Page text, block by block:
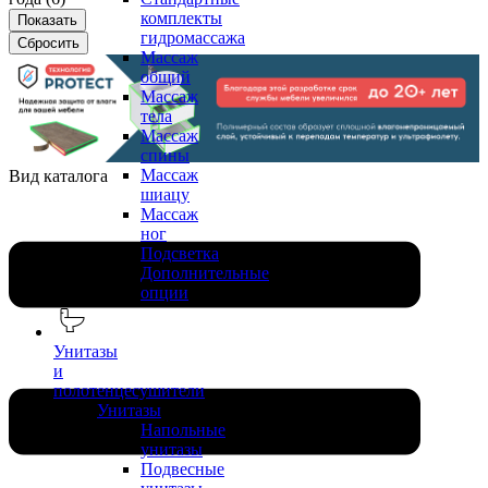
комплекты
гидромассажа
Массаж
общий
Массаж
тела
Массаж
спины
Массаж
шиацу
Массаж
ног
Подсветка
Дополнительные
опции
Унитазы
и
полотенцесушители
Унитазы
Напольные
унитазы
Подвесные
Вид каталога